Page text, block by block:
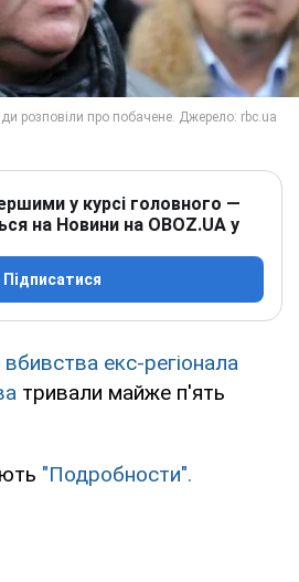
у курсі головного —
на Новини на OBOZ.UA у
Підписатися
вбивства екс-регіонала
тривали майже п'ять
"Подробности".